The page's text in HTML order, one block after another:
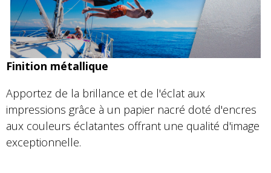
Finition métallique
Apportez de la brillance et de l'éclat aux
impressions grâce à un papier nacré doté d'encres
aux couleurs éclatantes offrant une qualité d'image
exceptionnelle.